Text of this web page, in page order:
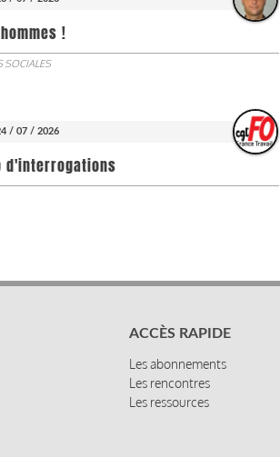
!
SOCIALES
/ 07 / 2026
d'interrogations
ACCÈS RAPIDE
Les abonnements
Les rencontres
Les ressources